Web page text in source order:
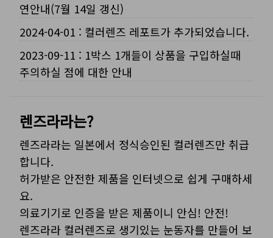
연안내(7월 14일 갱신)
2024-04-01 : 컬러렌즈 레포트가 추가되었습니다.
2023-09-11 : 1박스 1개들이 상품을 구입하실때
주의하실 점에 대한 안내
렌즈라라는?
렌즈라라는 일본에서 정식승인된 컬러렌즈만 취급
합니다.
허가받은 안전한 제품을 인터넷으로 쉽게 구매하세
요.
의료기기로 인증을 받은 제품이니 안심! 안전!
렌즈라라 컬러렌즈로 생기있는 눈동자를 만들어 보